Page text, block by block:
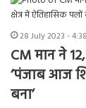
28 July 2023 -
CM मान ने
‘पंजाब आज
बना’